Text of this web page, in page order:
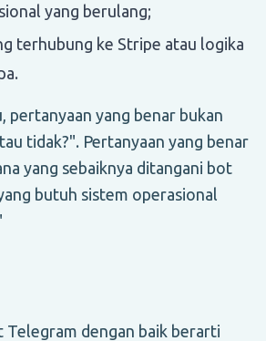
yang berulang;
terhubung ke Stripe atau logika
pertanyaan yang benar bukan
tidak?". Pertanyaan yang benar
yang sebaiknya ditangani bot
butuh sistem operasional
Telegram dengan baik berarti